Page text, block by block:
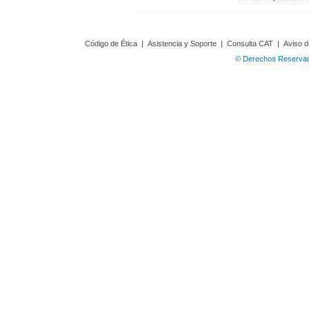
Código de Ética | Asistencia y Soporte | Consulta CAT | Aviso
© Derechos